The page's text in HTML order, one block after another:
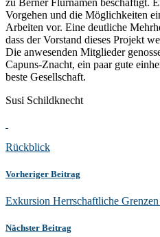
Vorgehen und die Möglichkeiten
Arbeiten vor. Eine deutliche
dass der Vorstand dieses Projekt
Die anwesenden Mitglieder
Capuns-Znacht, ein paar gute
beste Gesellschaft.
Susi Schildknecht
Rückblick
Vorheriger Beitrag
Exkursion Herrschaftliche
Nächster Beitrag